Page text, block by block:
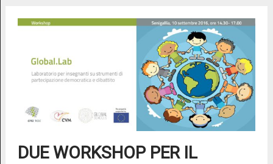
DUE WORKSHOP PER IL